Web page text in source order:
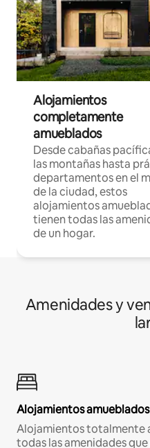
Alojamientos
completamente
amueblados
Desde cabañas
las montañas hasta
departamentos en el
de la ciudad, estos
alojamientos
tienen todas las
de un hogar.
Amenidades y
Alojamientos amueblados
Alojamientos totalmente
todas las amenidades